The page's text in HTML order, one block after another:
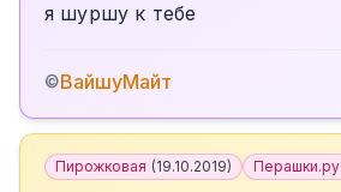
я шуршу к тебе
©ВайшуМайт
Пирожковая (19.10.2019) Перашки.ру